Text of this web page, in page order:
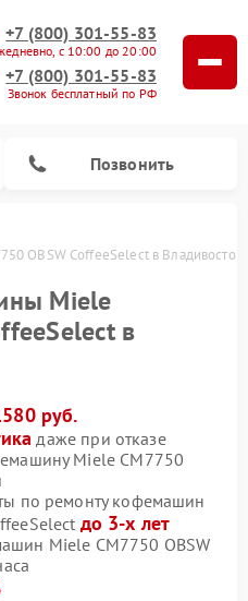
+7 (800) 301-55-83
с 10:00 до 20:00
+7 (800) 301-55-83
Звонок бесплатный по РФ
Позвонить
OBSW CoffeeSelect в
Miele
в
руб.
даже при отказе
Miele CM7750
по ремонту кофемашин
до 3-х лет
Miele CM7750 OBSW